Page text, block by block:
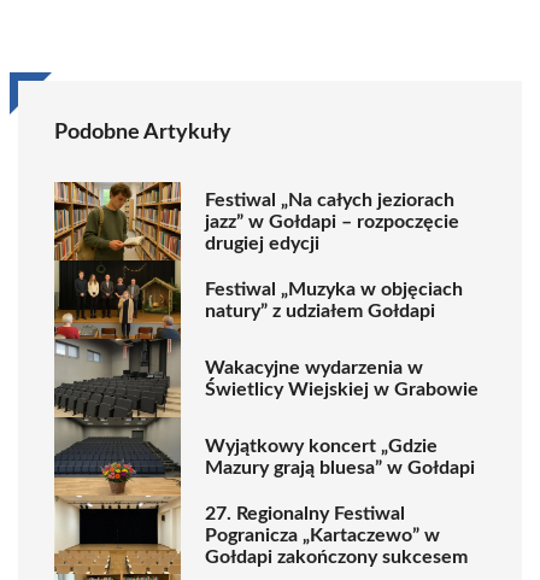
Podobne Artykuły
Festiwal „Na całych jeziorach
jazz” w Gołdapi – rozpoczęcie
drugiej edycji
Festiwal „Muzyka w objęciach
natury” z udziałem Gołdapi
Wakacyjne wydarzenia w
Świetlicy Wiejskiej w Grabowie
Wyjątkowy koncert „Gdzie
Mazury grają bluesa” w Gołdapi
27. Regionalny Festiwal
Pogranicza „Kartaczewo” w
Gołdapi zakończony sukcesem